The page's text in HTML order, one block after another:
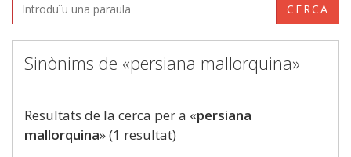
CERCA
Sinònims de «persiana mallorquina»
Resultats de la cerca per a «persiana
mallorquina» (1 resultat)